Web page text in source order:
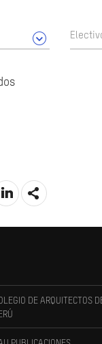
DE ARQUITECTOS